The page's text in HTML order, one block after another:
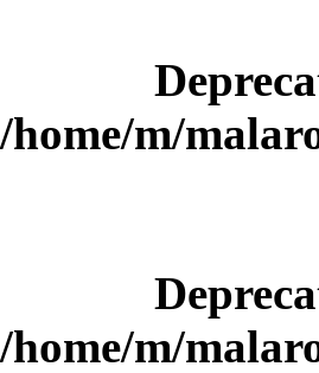
/home/m/
/home/m/